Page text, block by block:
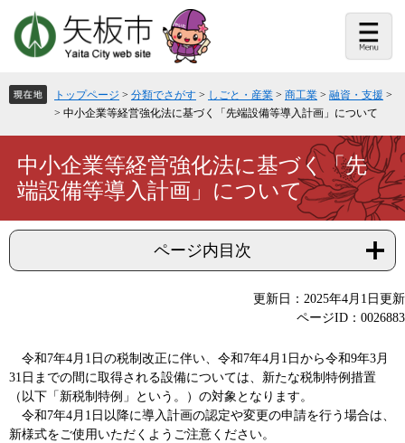
頭
で
飛
ば
て
トップページ > 分類でさがす > しごと・産業 > 商工業 > 融資・支援 >
> 中小企業等経営強化法に基づく「先端設備等導入計画」について
中小企業等経営強化法に基づく「先
端設備等導入計画」について
ページ内目次
更新日：2025年4月1日更新
ページID：0026883
令和7年4月1日の税制改正に伴い、令和7年4月1日から令和9年3月
31日までの間に取得される設備については、新たな税制特例措置
（以下「新税制特例」という。）の対象となります。
令和7年4月1日以降に導入計画の認定や変更の申請を行う場合は、
新様式をご使用いただくようご注意ください。